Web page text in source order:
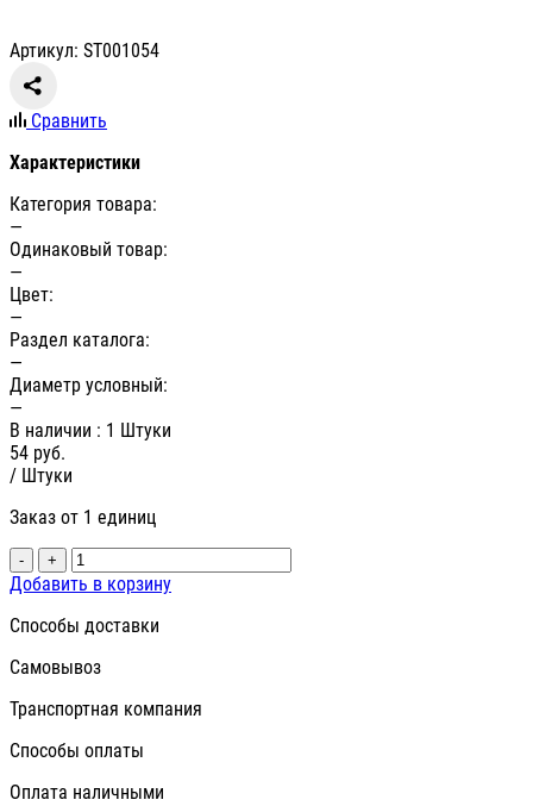
Артикул: ST001054
Сравнить
Характеристики
Категория товара:
—
Одинаковый товар:
—
Цвет:
—
Раздел каталога:
—
Диаметр условный:
—
В наличии : 1 Штуки
54 руб.
/ Штуки
Заказ от 1 единиц
- +
Добавить в корзину
Способы доставки
Самовывоз
Транспортная компания
Способы оплаты
Оплата наличными